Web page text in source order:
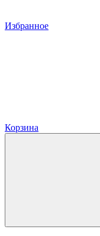
Избранное
Корзина